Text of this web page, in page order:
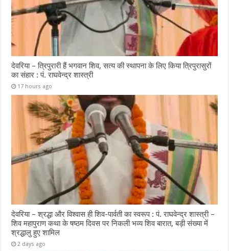
देवरिया – त्रिपुरारी हैं भगवान शिव, सत्य की स्थापना के लिए किया त्रिपुरासुरों
का संहार : पं. राघवेन्द्र शास्त्री
17 hours ago
देवरिया – श्रद्धा और विश्वास ही शिव-पार्वती का स्वरूप : पं. राघवेन्द्र शास्त्री –
शिव महापुराण कथा के षष्ठम दिवस पर निकली भव्य शिव बारात, बड़ी संख्या में
श्रद्धालु हुए शामिल
2 days ago